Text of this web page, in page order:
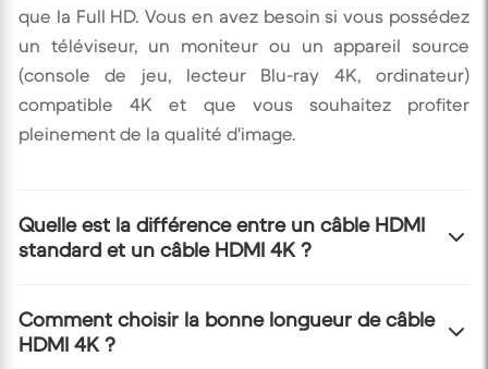
que la Full HD. Vous en avez besoin si vous possédez
un téléviseur, un moniteur ou un appareil source
(console de jeu, lecteur Blu-ray 4K, ordinateur)
compatible 4K et que vous souhaitez profiter
pleinement de la qualité d'image.
Quelle est la différence entre un câble HDMI
standard et un câble HDMI 4K ?
Les câbles HDMI standard peuvent avoir des
limitations de bande passante, les empêchant de
Comment choisir la bonne longueur de câble
HDMI 4K ?